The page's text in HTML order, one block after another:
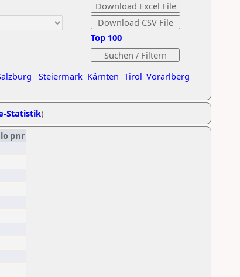
Steiermark Kärnten Tirol Vorarlberg
Top 100
Statistik)
pnr